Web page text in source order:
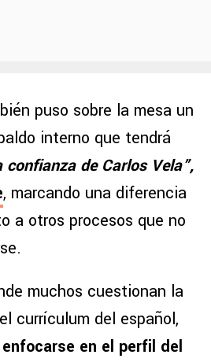
puso sobre la mesa un
interno que tendrá
confianza de Carlos Vela”,
, marcando una diferencia
a otros procesos que no
muchos cuestionan la
currículum del español,
en el perfil del